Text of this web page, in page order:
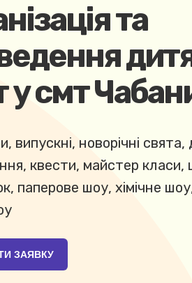
та
у смт
випускні, новорічні свята,
квести, майстер класи,
паперове шоу, хімічне
ЗАЯВКУ